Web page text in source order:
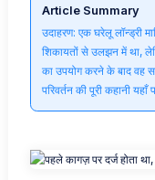
Article Summary
उदाहरण: एक घरेलू लॉन्ड्री
शिकायतों से उलझन में था,
का उपयोग करने के बाद वह
परिवर्तन की पूरी कहानी यहाँ